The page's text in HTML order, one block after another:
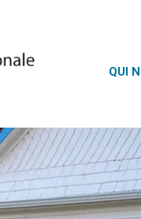
QUI